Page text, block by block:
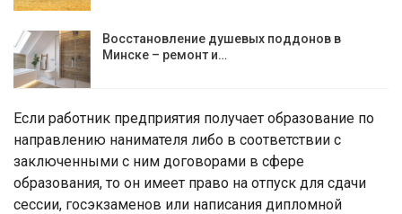
Восстановление душевых поддонов в
Минске – ремонт и…
Если работник предприятия получает образование по
направлению нанимателя либо в соответствии с
заключенными с ним договорами в сфере
образования, то он имеет право на отпуск для сдачи
сессии, госэкзаменов или написания дипломной